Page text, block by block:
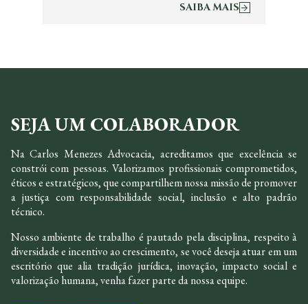
SAIBA MAIS
SEJA UM COLABORADOR
Na Carlos Menezes Advocacia, acreditamos que excelência se
constrói com pessoas. Valorizamos profissionais comprometidos,
éticos e estratégicos, que compartilhem nossa missão de promover
a justiça com responsabilidade social, inclusão e alto padrão
técnico.
Nosso ambiente de trabalho é pautado pela disciplina, respeito à
diversidade e incentivo ao crescimento, se você deseja atuar em um
escritório que alia tradição jurídica, inovação, impacto social e
valorização humana, venha fazer parte da nossa equipe.